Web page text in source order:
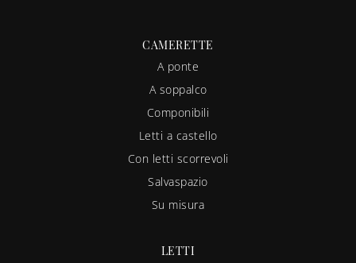
CAMERETTE
A ponte
A soppalco
Componibili
Letti a castello
Con letti scorrevoli
Salvaspazio
Su misura
LETTI